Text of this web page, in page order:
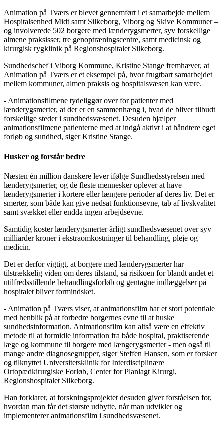
Animation på Tværs er blevet gennemført i et samarbejde mellem
Hospitalsenhed Midt samt Silkeborg, Viborg og Skive Kommuner –
og involverede 502 borgere med lænderygsmerter, syv forskellige
almene praksisser, tre genoptræningscentre, samt medicinsk og
kirurgisk rygklinik på Regionshospitalet Silkeborg.
Sundhedschef i Viborg Kommune, Kristine Stange fremhæver, at
Animation på Tværs er et eksempel på, hvor frugtbart samarbejdet
mellem kommuner, almen praksis og hospitalsvæsen kan være.
- Animationsfilmene tydeliggør over for patienter med
lænderygsmerter, at der er en sammenhæng i, hvad de bliver tilbudt
forskellige steder i sundhedsvæsenet. Desuden hjælper
animationsfilmene patienterne med at indgå aktivt i at håndtere eget
forløb og sundhed, siger Kristine Stange.
Husker og forstår bedre
Næsten én million danskere lever ifølge Sundhedsstyrelsen med
lænderygsmerter, og de fleste mennesker oplever at have
lænderygsmerter i kortere eller længere perioder af deres liv. Det er
smerter, som både kan give nedsat funktionsevne, tab af livskvalitet
samt svækket eller endda ingen arbejdsevne.
Samtidig koster lænderygsmerter årligt sundhedsvæsenet over syv
milliarder kroner i ekstraomkostninger til behandling, pleje og
medicin.
Det er derfor vigtigt, at borgere med lænderygsmerter har
tilstrækkelig viden om deres tilstand, så risikoen for blandt andet et
utilfredsstillende behandlingsforløb og gentagne indlæggelser på
hospitalet bliver formindsket.
- Animation på Tværs viser, at animationsfilm har et stort potentiale
med henblik på at forbedre borgernes evne til at huske
sundhedsinformation. Animationsfilm kan altså være en effektiv
metode til at formidle information fra både hospital, praktiserende
læge og kommune til borgere med længerygsmerter - men også til
mange andre diagnosegrupper, siger Steffen Hansen, som er forsker
og tilknyttet Universitetsklinik for Interdisciplinære
Ortopædkirurgiske Forløb, Center for Planlagt Kirurgi,
Regionshospitalet Silkeborg.
Han forklarer, at forskningsprojektet desuden giver forståelsen for,
hvordan man får det største udbytte, når man udvikler og
implementerer animationsfilm i sundhedsvæsenet.